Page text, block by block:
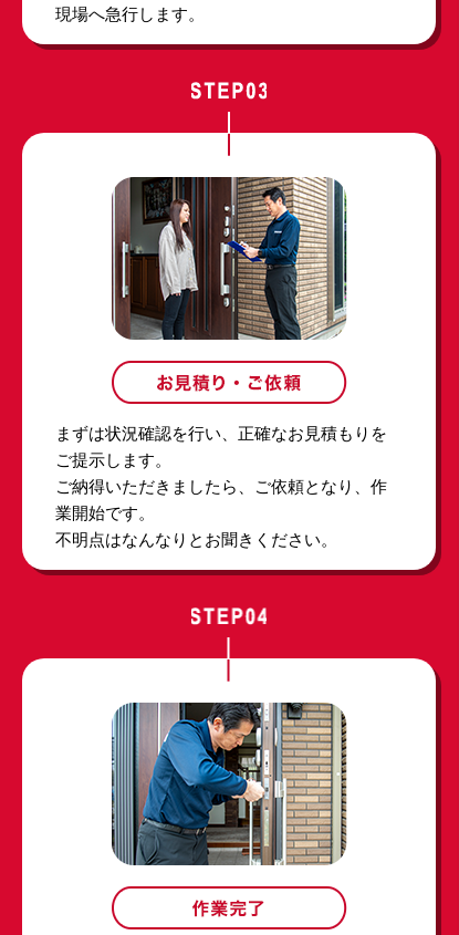
現場へ急行します。
まずは状況確認を行い、正確なお見積もりを
ご提示します。
ご納得いただきましたら、ご依頼となり、作
業開始です。
不明点はなんなりとお聞きください。